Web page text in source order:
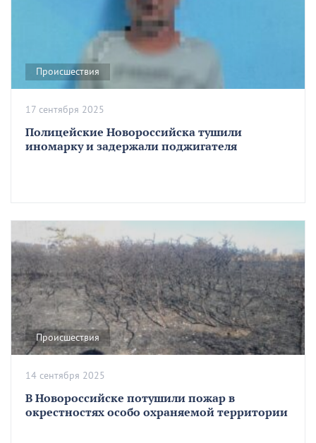
Происшествия
Полицейские Новороссийска тушили
иномарку и задержали поджигателя
17 сентября 2025
Происшествия
В Новороссийске потушили пожар в
окрестностях особо охраняемой территории
14 сентября 2025